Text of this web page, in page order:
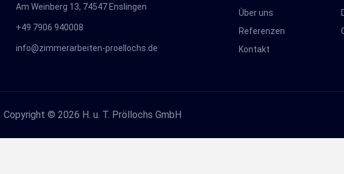
Am Weinberg 13, 74547 Enslingen
+49 7906 940008
info@zimmerarbeiten-proellochs.de
Über uns
Referenzen
Kontakt
Copyright © 2026 H. u. T. Pröllochs GmbH